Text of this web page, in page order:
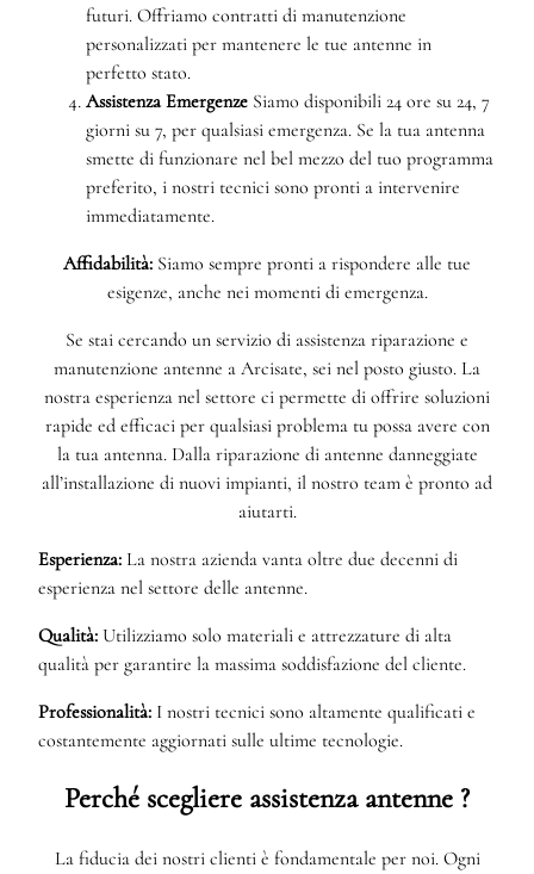
futuri. Offriamo contratti di manutenzione
personalizzati per mantenere le tue antenne in
perfetto stato.
Assistenza Emergenze Siamo disponibili 24 ore su 24, 7
giorni su 7, per qualsiasi emergenza. Se la tua antenna
smette di funzionare nel bel mezzo del tuo programma
preferito, i nostri tecnici sono pronti a intervenire
immediatamente.
Affidabilità: Siamo sempre pronti a rispondere alle tue
esigenze, anche nei momenti di emergenza.
Se stai cercando un servizio di assistenza riparazione e
manutenzione antenne a Arcisate, sei nel posto giusto. La
nostra esperienza nel settore ci permette di offrire soluzioni
rapide ed efficaci per qualsiasi problema tu possa avere con
la tua antenna. Dalla riparazione di antenne danneggiate
all’installazione di nuovi impianti, il nostro team è pronto ad
aiutarti.
Esperienza: La nostra azienda vanta oltre due decenni di
esperienza nel settore delle antenne.
Qualità: Utilizziamo solo materiali e attrezzature di alta
qualità per garantire la massima soddisfazione del cliente.
Professionalità: I nostri tecnici sono altamente qualificati e
costantemente aggiornati sulle ultime tecnologie.
Perché scegliere assistenza antenne ?
La fiducia dei nostri clienti è fondamentale per noi. Ogni